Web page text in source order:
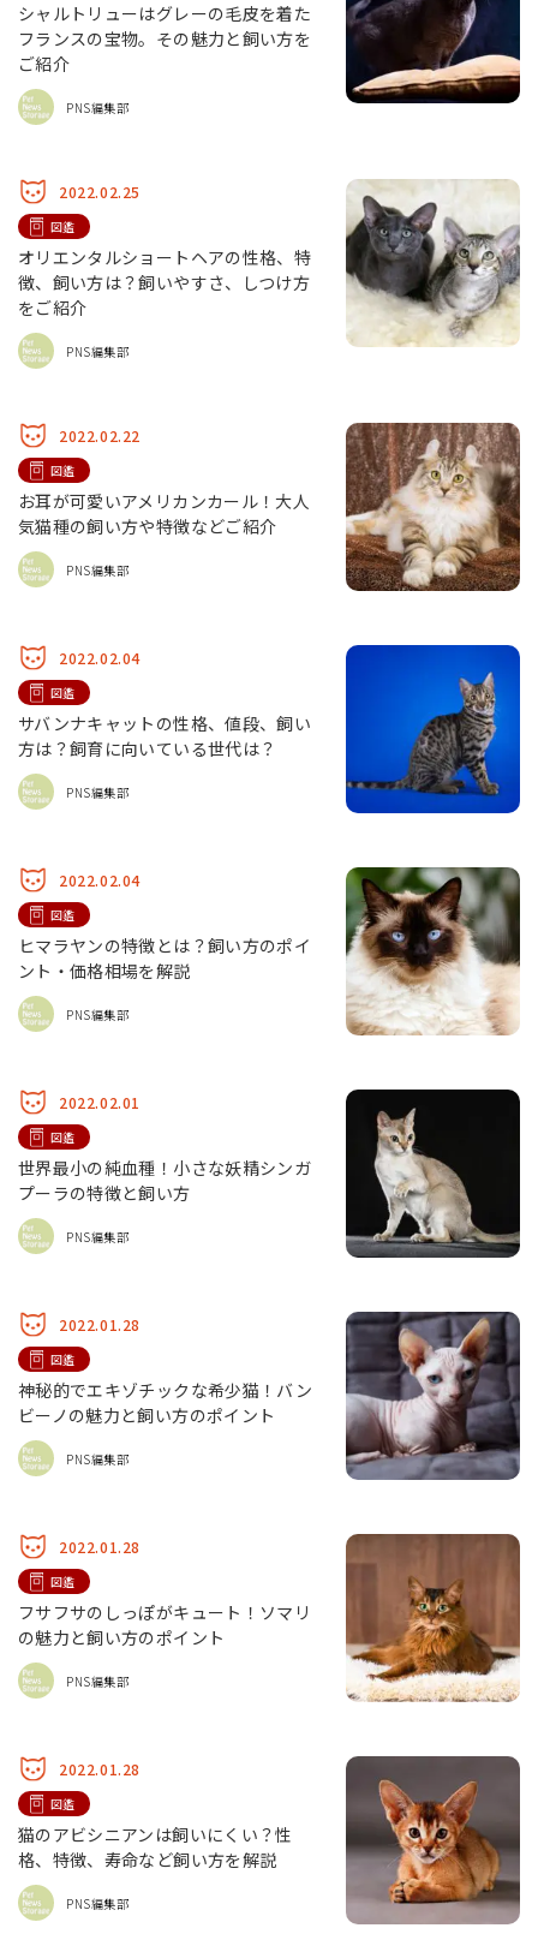
シャルトリューはグレーの毛皮を着た
フランスの宝物。その魅力と飼い方を
ご紹介
PNS編集部
2022.02.25
図鑑
オリエンタルショートヘアの性格、特
徴、飼い方は？飼いやすさ、しつけ方
をご紹介
PNS編集部
2022.02.22
図鑑
お耳が可愛いアメリカンカール！大人
気猫種の飼い方や特徴などご紹介
PNS編集部
2022.02.04
図鑑
サバンナキャットの性格、値段、飼い
方は？飼育に向いている世代は？
PNS編集部
2022.02.04
図鑑
ヒマラヤンの特徴とは？飼い方のポイ
ント・価格相場を解説
PNS編集部
2022.02.01
図鑑
世界最小の純血種！小さな妖精シンガ
プーラの特徴と飼い方
PNS編集部
2022.01.28
図鑑
神秘的でエキゾチックな希少猫！バン
ビーノの魅力と飼い方のポイント
PNS編集部
2022.01.28
図鑑
フサフサのしっぽがキュート！ソマリ
の魅力と飼い方のポイント
PNS編集部
2022.01.28
図鑑
猫のアビシニアンは飼いにくい？性
格、特徴、寿命など飼い方を解説
PNS編集部